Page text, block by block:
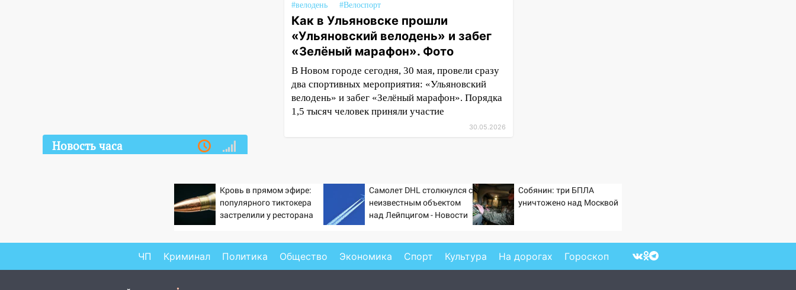
#велодень
#Велоспорт
Как в Ульяновске прошли
«Ульяновский велодень» и забег
«Зелёный марафон». Фото
В Новом городе сегодня, 30 мая, провели сразу
два спортивных мероприятия: «Ульяновский
велодень» и забег «Зелёный марафон». Порядка
1,5 тысяч человек приняли участие
30.05.2026
Новость часа
Четыре года борьбы:
ульяновские юристы помогли
женщине засудить УК за
05:00 Кому 6 августа звезды
сулят прибыль, а кому —
испытания на прочность
Кровь в прямом эфире:
популярного тиктокера
застрелили у ресторана
Самолет DHL столкнулся с
неизвестным объектом
над Лейпцигом - Новости
Собянин: три БПЛА
уничтожено над Москвой
ЧП Криминал Политика Общество Экономика Спорт Культура На дорогах Гороскоп